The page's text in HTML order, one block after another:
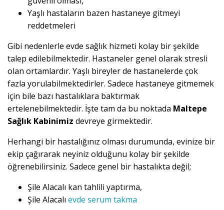
Yaşlı hastaların bazen hastaneye gitmeyi
reddetmeleri
Gibi nedenlerle evde sağlık hizmeti kolay bir şekilde
talep edilebilmektedir. Hastaneler genel olarak stresli
olan ortamlardır. Yaşlı bireyler de hastanelerde çok
fazla yorulabilmektedirler. Sadece hastaneye gitmemek
için bile bazı hastalıklara baktırmak
ertelenebilmektedir. İşte tam da bu noktada Maltepe
Sağlık Kabinimiz devreye girmektedir.
Herhangi bir hastalığınız olması durumunda, evinize bir
ekip çağırarak neyiniz olduğunu kolay bir şekilde
öğrenebilirsiniz. Sadece genel bir hastalıkta değil;
Şile Alacalı kan tahlili yaptırma,
Şile Alacalı evde serum takma